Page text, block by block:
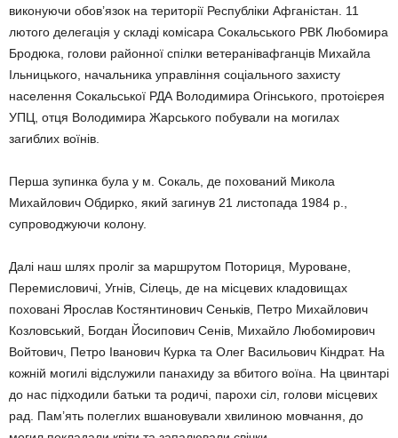
виконуючи обов’язок на території Республіки Афганістан. 11
лютого делегація у складі комісара Сокальського РВК Любомира
Бродюка, голови районної спілки ветеранівафганців Михайла
Ільницького, начальника управління соціального захисту
населення Сокальської РДА Володимира Огінського, протоієрея
УПЦ, отця Володимира Жарського побували на могилах
загиблих воїнів.
Перша зупинка була у м. Сокаль, де похований Микола
Михайлович Обдирко, який загинув 21 листопада 1984 р.,
супроводжуючи колону.
Далі наш шлях проліг за маршрутом Поториця, Муроване,
Перемисловичі, Угнів, Сілець, де на місцевих кладовищах
поховані Ярослав Костянтинович Сеньків, Петро Михайлович
Козловський, Богдан Йосипович Сенів, Михайло Любомирович
Войтович, Петро Іванович Курка та Олег Васильович Кіндрат. На
кожній могилі відслужили панахиду за вбитого воїна. На цвинтарі
до нас підходили батьки та родичі, парохи сіл, голови місцевих
рад. Пам’ять полеглих вшановували хвилиною мовчання, до